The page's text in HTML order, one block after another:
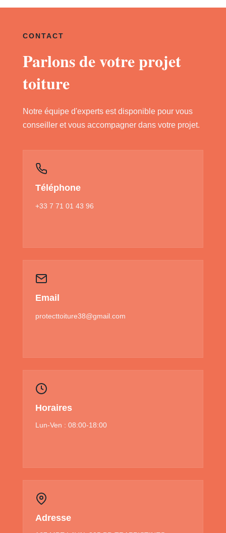
CONTACT
Parlons de votre projet
toiture
Notre équipe d'experts est disponible pour vous
conseiller et vous accompagner dans votre projet.
Téléphone
+33 7 71 01 43 96
Email
protecttoiture38@gmail.com
Horaires
Lun-Ven : 08:00-18:00
Adresse